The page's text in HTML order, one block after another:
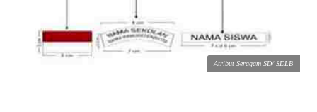
Atribut Seragam SD/ SDLB